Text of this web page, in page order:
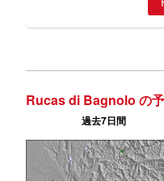
Rucas di Bagnolo の
過去7日間